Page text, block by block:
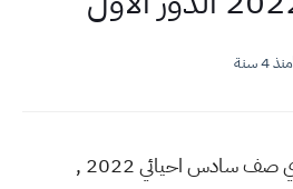
منذ 4 سنة
تحميل حل اسئلة الانكليزي صف سادس احيائي 2022 ,